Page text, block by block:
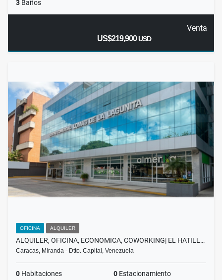
3 Baños
Venta
US$219,900USD
OFICINA ALQUILER
ALQUILER, OFICINA, ECONOMICA, COWORKING| EL HATILL…
Caracas, Miranda - Dtto. Capital, Venezuela
0 Habitaciones 0 Estacionamiento